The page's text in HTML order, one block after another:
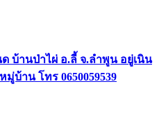
บ้านป่าไผ่ อ.ลี้ จ.ลำพูน อยู่เนิน
บ้าน โทร 0650059539